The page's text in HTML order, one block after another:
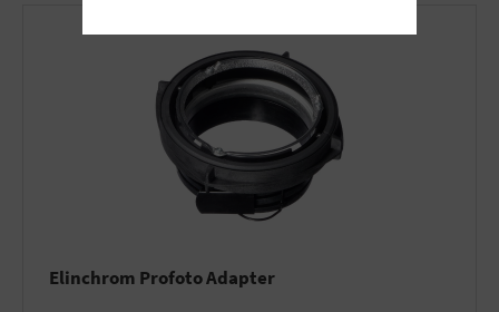
Elinchrom Profoto Adapter